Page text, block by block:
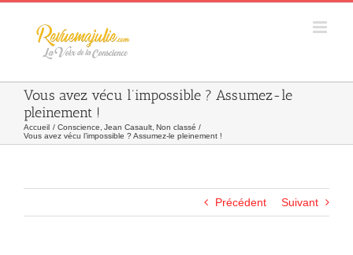
Skip
Vous avez vécu l’impossible ? Assumez-le
pleinement !
Accueil Conscience Jean Casault Non classé
Vous avez vécu l’impossible ? Assumez-le pleinement !
Précédent Suivant